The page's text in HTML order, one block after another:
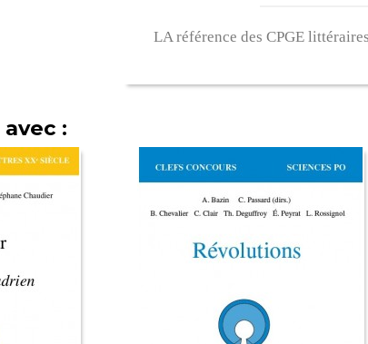
LA référence des CPGE littéraires
: